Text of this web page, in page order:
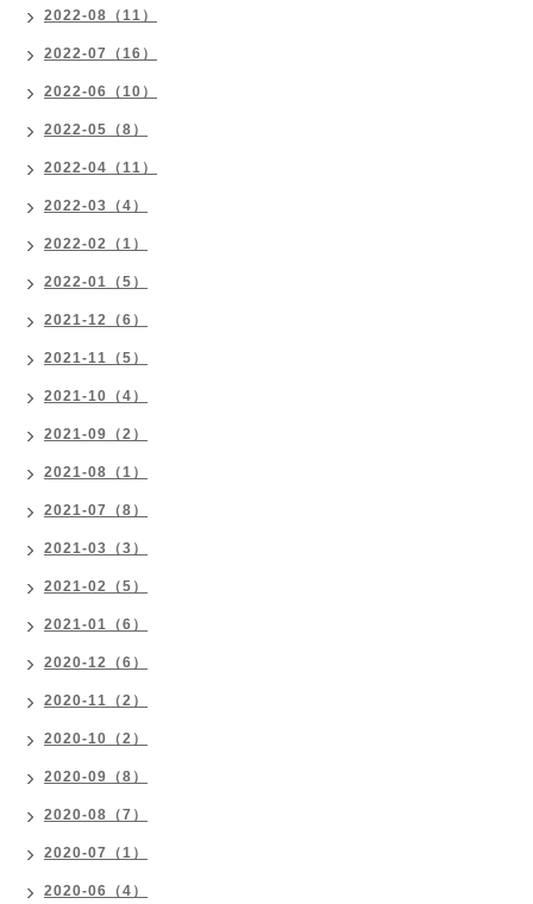
2022-08（11）
2022-07（16）
2022-06（10）
2022-05（8）
2022-04（11）
2022-03（4）
2022-02（1）
2022-01（5）
2021-12（6）
2021-11（5）
2021-10（4）
2021-09（2）
2021-08（1）
2021-07（8）
2021-03（3）
2021-02（5）
2021-01（6）
2020-12（6）
2020-11（2）
2020-10（2）
2020-09（8）
2020-08（7）
2020-07（1）
2020-06（4）